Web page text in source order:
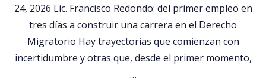
24, 2026 Lic. Francisco Redondo: del primer empleo en
tres días a construir una carrera en el Derecho
Migratorio Hay trayectorias que comienzan con
incertidumbre y otras que, desde el primer momento,
…